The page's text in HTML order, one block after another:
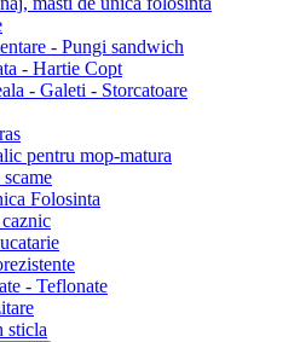
- Pungi sandwich
- Hartie Copt
- Galeti - Storcatoare
pentru mop-matura
Folosinta
- Teflonate
sticla